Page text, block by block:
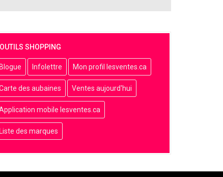
OUTILS SHOPPING
Blogue Infolettre Mon profil lesventes.ca
des aubaines Ventes aujourd'hui
mobile lesventes.ca
Liste des marques